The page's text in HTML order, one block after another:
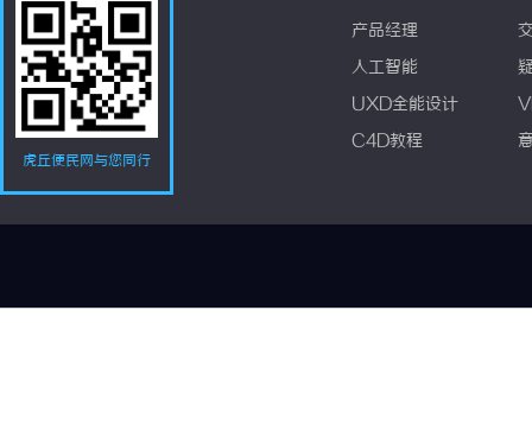
虎丘便民网与您同行
产品经理
人工智能
UXD全能设计
C4D教程